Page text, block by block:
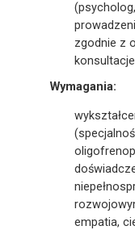
zgodnie z
Wymagania:
empatia,